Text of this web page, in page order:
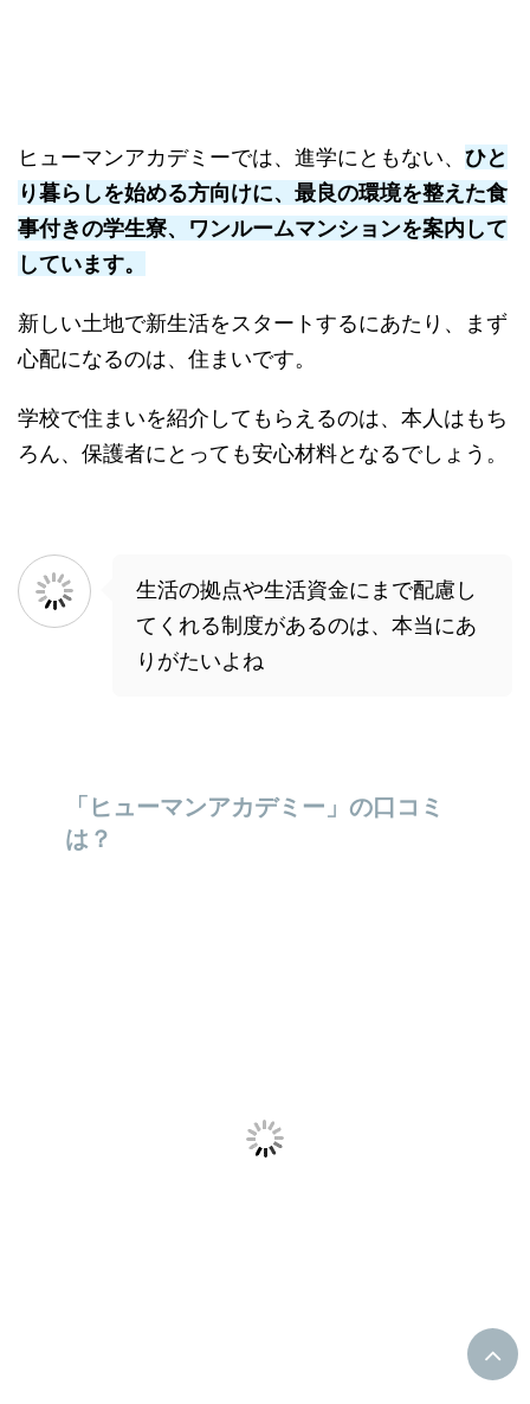
ヒューマンアカデミーでは、進学にともない、 ひと
り暮らしを始める方向けに、最良の環境を整えた食
事付きの学生寮、ワンルームマンションを案内して
しています。
新しい土地で新生活をスタートするにあたり、まず
心配になるのは、住まいです。
学校で住まいを紹介してもらえるのは、本人はもち
ろん、保護者にとっても安心材料となるでしょう。
生活の拠点や生活資金にまで配慮し
てくれる制度があるのは、本当にあ
りがたいよね
「ヒューマンアカデミー」の口コミ
は？